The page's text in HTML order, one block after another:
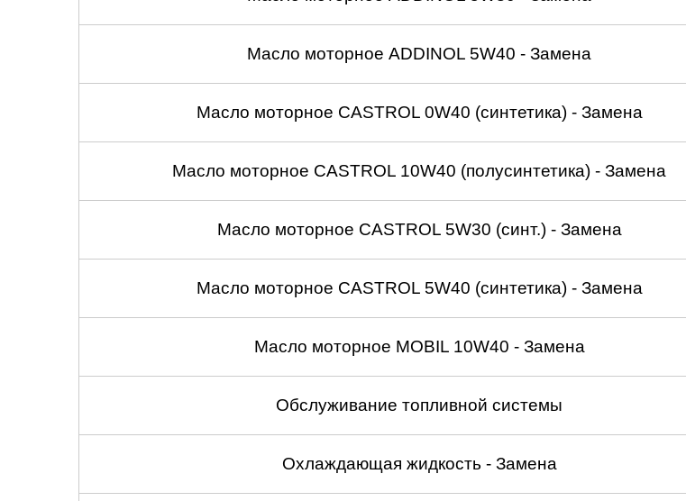
Масло моторное ADDINOL 5W40 - Замена
Масло моторное CASTROL 0W40 (синтетика) - Замена
Масло моторное CASTROL 10W40 (полусинтетика) - Замена
Масло моторное CASTROL 5W30 (синт.) - Замена
Масло моторное CASTROL 5W40 (синтетика) - Замена
Масло моторное MOBIL 10W40 - Замена
Обслуживание топливной системы
Охлаждающая жидкость - Замена